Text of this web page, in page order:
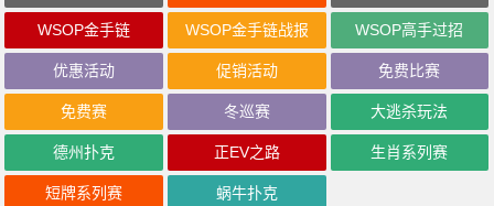
WSOP金手链 WSOP金手链战报 WSOP高手过招
优惠活动 促销活动 免费比赛
免费赛 冬巡赛 大逃杀玩法
德州扑克 正EV之路 生肖系列赛
短牌系列赛 蜗牛扑克